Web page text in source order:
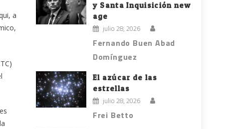
a
y Santa Inquisición new
age
julio 28, 2026
Fernando Buen Abad
Domínguez
El azúcar de las
estrellas
julio 28, 2026
Frei Betto